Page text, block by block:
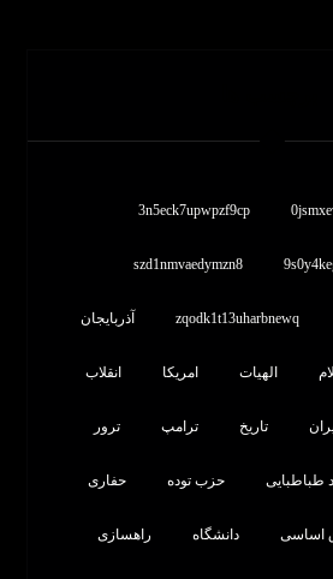
3n5eck7upwpzf9cp
szd1nmvaedymzn8
zqodk1t13uharbnewq آذربایجان
الهیات امریکا انقلاب
تاریخ ترامپ ترور
طباطبایی حزب توده حفاری
اساسی دانشگاه راهسازی